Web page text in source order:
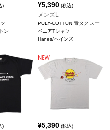
)
ン
¥5,390 (税込)
メンズL
POLY-COTTON 青タグ スー
ベニアTシャツ
Hanes/ヘインズ
) ¥5,390 (税込)